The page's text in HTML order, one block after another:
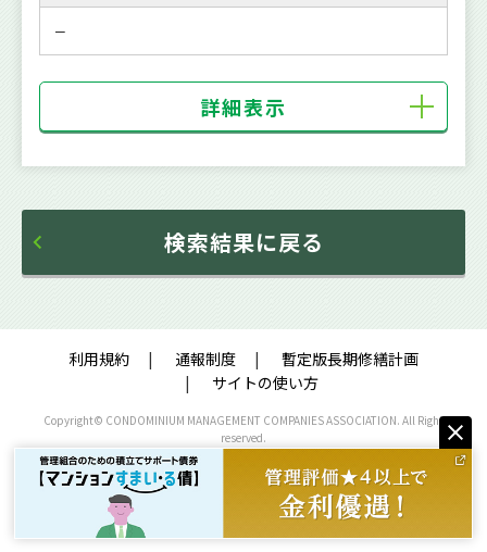
－
詳細表示
検索結果に戻る
利用規約 通報制度
暫定版長期修繕計画
サイトの使い方
Copyright© CONDOMINIUM MANAGEMENT COMPANIES ASSOCIATION. All Right
reserved.